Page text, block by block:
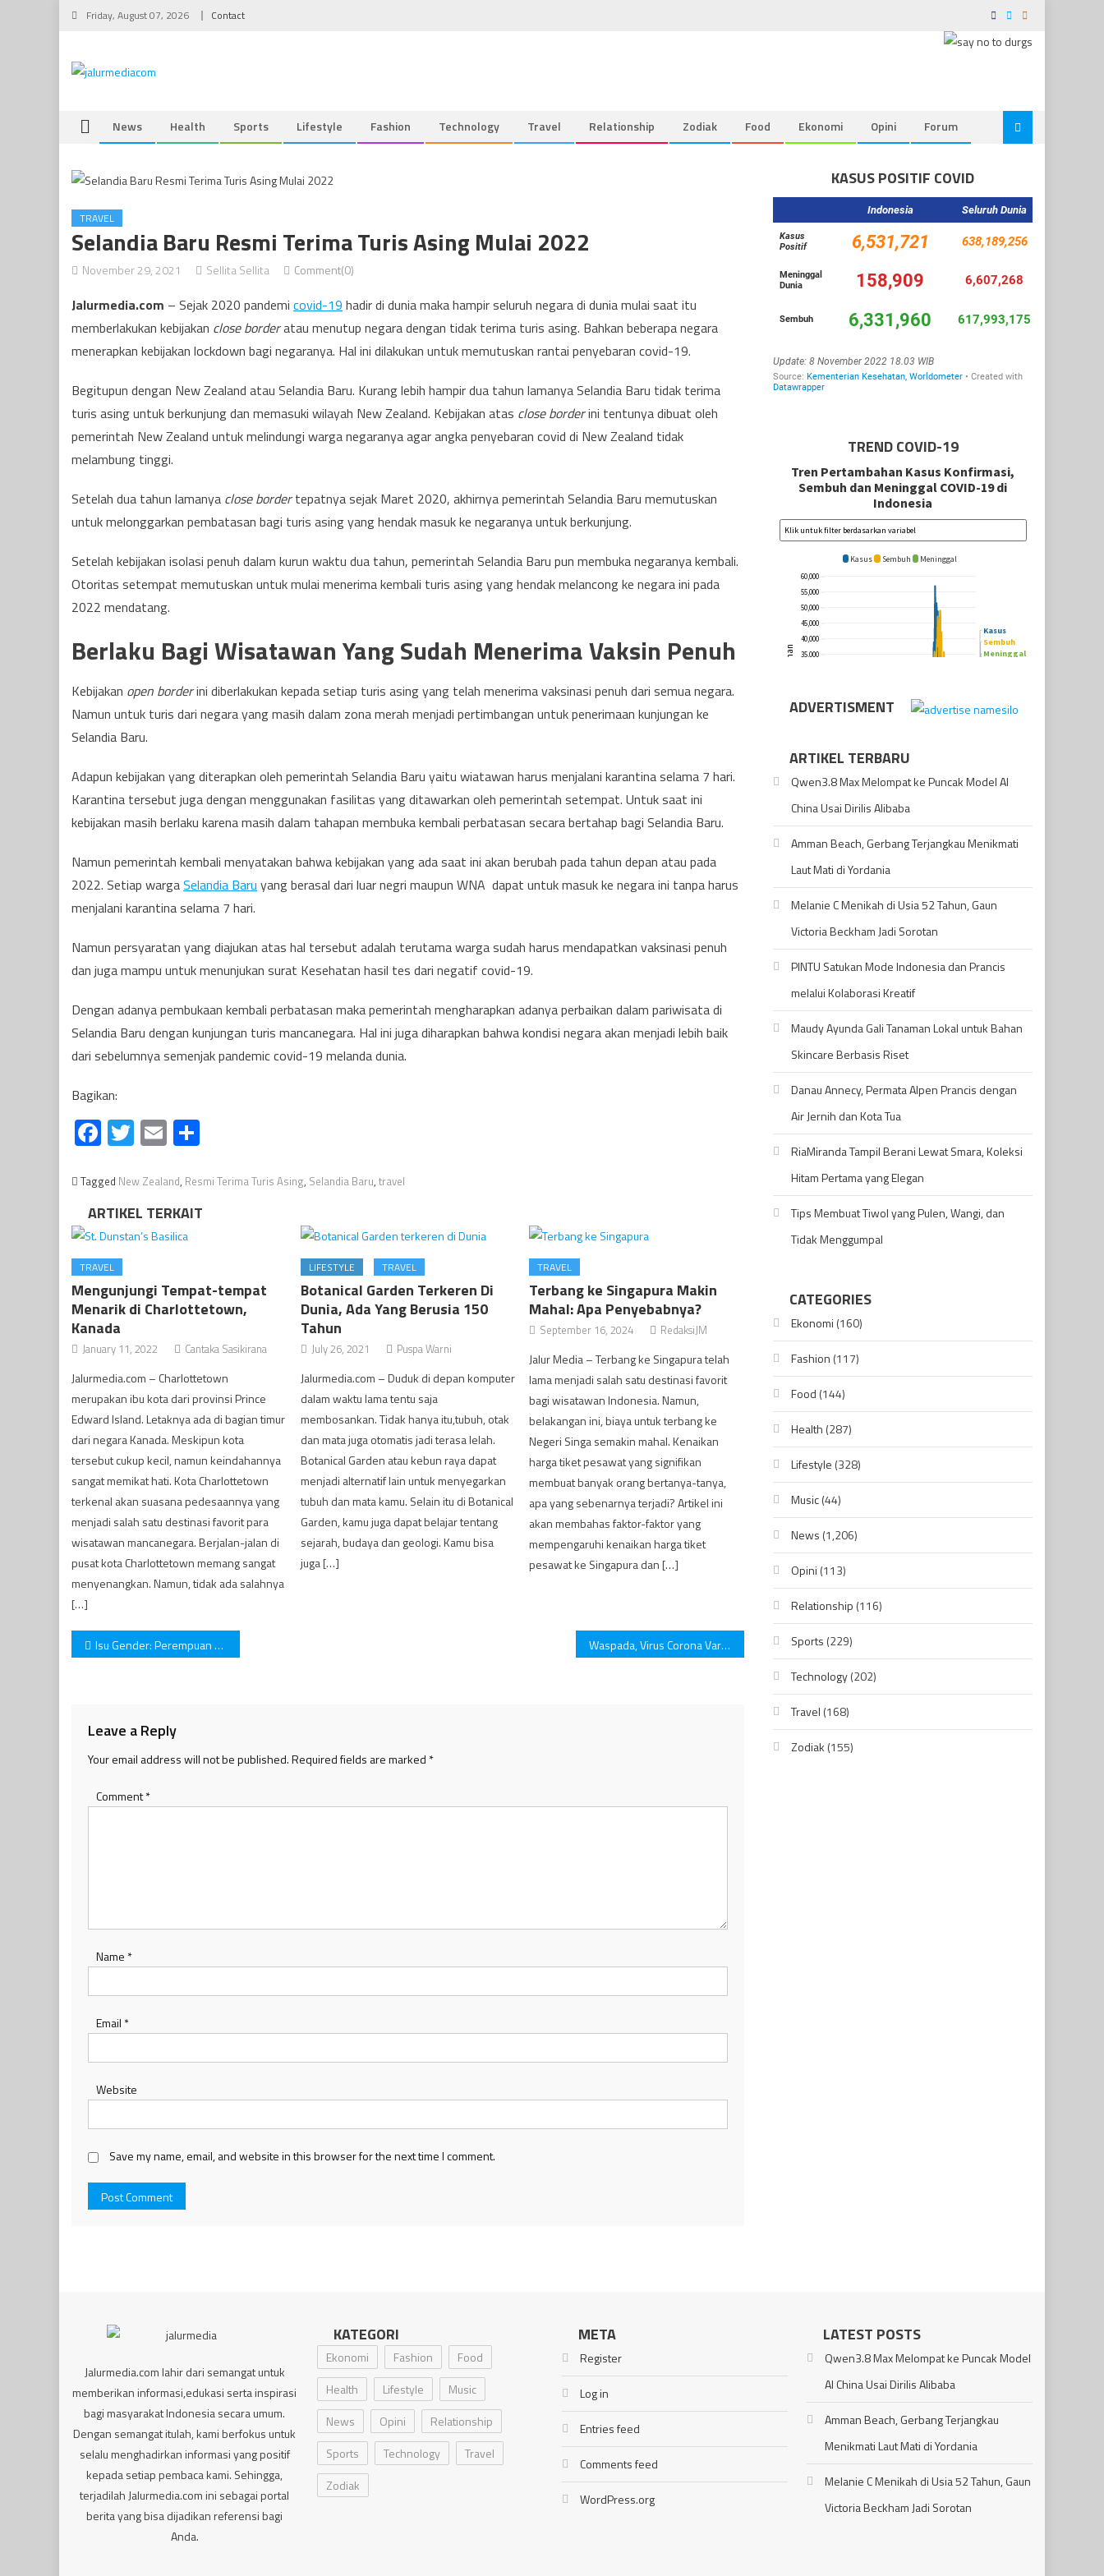
Skip
Friday, August 07, 2026 Contact
News Health Sports Lifestyle Fashion Technology Travel Relationship Zodiak Food Ekonomi Opini Forum
TRAVEL
Selandia Baru Resmi Terima Turis Asing Mulai 2022
November 29, 2021 Sellita Sellita Comment(0)
Jalurmedia.com – Sejak 2020 pandemi covid-19 hadir di dunia maka hampir seluruh negara di dunia mulai saat itu
memberlakukan kebijakan close borderatau menutup negara dengan tidak terima turis asing. Bahkan beberapa negara
menerapkan kebijakan lockdown bagi negaranya. Hal ini dilakukan untuk memutuskan rantai penyebaran covid-19.
Begitupun dengan New Zealand atau Selandia Baru. Kurang lebih hampir dua tahun lamanya Selandia Baru tidak terima
turis asing untuk berkunjung dan memasuki wilayah New Zealand. Kebijakan atas close borderini tentunya dibuat oleh
pemerintah New Zealand untuk melindungi warga negaranya agar angka penyebaran covid di New Zealand tidak
melambung tinggi.
Setelah dua tahun lamanya close bordertepatnya sejak Maret 2020, akhirnya pemerintah Selandia Baru memutuskan
untuk melonggarkan pembatasan bagi turis asing yang hendak masuk ke negaranya untuk berkunjung.
Setelah kebijakan isolasi penuh dalam kurun waktu dua tahun, pemerintah Selandia Baru pun membuka negaranya kembali.
Otoritas setempat memutuskan untuk mulai menerima kembali turis asing yang hendak melancong ke negara ini pada
2022 mendatang.
Berlaku Bagi Wisatawan Yang Sudah Menerima Vaksin Penuh
Kebijakan open borderini diberlakukan kepada setiap turis asing yang telah menerima vaksinasi penuh dari semua negara.
Namun untuk turis dari negara yang masih dalam zona merah menjadi pertimbangan untuk penerimaan kunjungan ke
Selandia Baru.
Adapun kebijakan yang diterapkan oleh pemerintah Selandia Baru yaitu wiatawan harus menjalani karantina selama 7 hari.
Karantina tersebut juga dengan menggunakan fasilitas yang ditawarkan oleh pemerintah setempat. Untuk saat ini
kebijakan masih berlaku karena masih dalam tahapan membuka kembali perbatasan secara bertahap bagi Selandia Baru.
Namun pemerintah kembali menyatakan bahwa kebijakan yang ada saat ini akan berubah pada tahun depan atau pada
2022. Setiap wargaSelandia Baru yang berasal dari luar negri maupun WNA dapat untuk masuk ke negara ini tanpa harus
menjalani karantina selama 7 hari.
Namun persyaratan yang diajukan atas hal tersebut adalah terutama warga sudah harus mendapatkan vaksinasi penuh
dan juga mampu untuk menunjukan surat Kesehatan hasil tes dari negatif covid-19.
Dengan adanya pembukaan kembali perbatasan maka pemerintah mengharapkan adanya perbaikan dalam pariwisata di
Selandia Baru dengan kunjungan turis mancanegara. Hal ini juga diharapkan bahwa kondisi negara akan menjadi lebih baik
dari sebelumnya semenjak pandemic covid-19 melanda dunia.
Bagikan:
Facebook
Twitter
Email
Tagged New Zealand, Resmi Terima Turis Asing, Selandia Baru, travel
ARTIKEL TERKAIT
TRAVEL
Mengunjungi Tempat-tempat
Menarik di Charlottetown,
Kanada
January 11, 2022 Cantaka Sasikirana
Jalurmedia.com – Charlottetown
merupakan ibu kota dari provinsi Prince
Edward Island. Letaknya ada di bagian timur
dari negara Kanada. Meskipun kota
tersebut cukup kecil, namun keindahannya
sangat memikat hati. Kota Charlottetown
terkenal akan suasana pedesaannya yang
menjadi salah satu destinasi favorit para
wisatawan mancanegara. Berjalan-jalan di
pusat kota Charlottetown memang sangat
menyenangkan. Namun, tidak ada salahnya
[…]
LIFESTYLE TRAVEL
Botanical Garden Terkeren Di
Dunia, Ada Yang Berusia 150
Tahun
July 26, 2021 Puspa Warni
Jalurmedia.com – Duduk di depan komputer
dalam waktu lama tentu saja
membosankan. Tidak hanya itu,tubuh, otak
dan mata juga otomatis jadi terasa lelah.
Botanical Garden atau kebun raya dapat
menjadi alternatif lain untuk menyegarkan
tubuh dan mata kamu. Selain itu di Botanical
Garden, kamu juga dapat belajar tentang
sejarah, budaya dan geologi. Kamu bisa
juga […]
TRAVEL
Terbang ke Singapura Makin
Mahal: Apa Penyebabnya?
September 16, 2024 RedaksiJM
Jalur Media – Terbang ke Singapura telah
lama menjadi salah satu destinasi favorit
bagi wisatawan Indonesia. Namun,
belakangan ini, biaya untuk terbang ke
Negeri Singa semakin mahal. Kenaikan
harga tiket pesawat yang signifikan
membuat banyak orang bertanya-tanya,
apa yang sebenarnya terjadi? Artikel ini
akan membahas faktor-faktor yang
mempengaruhi kenaikan harga tiket
pesawat ke Singapura dan […]
Post
Isu Gender: Perempuan Sebagai Kaum Tertindas Waspada, Virus Corona Varian Omicron Mulai Menyebar
Leave a Reply
Your email address will not be published.Required fields are marked *
Comment*
Name *
Email *
Website
Save my name, email, and website in this browser for the next time I comment.
KASUS POSITIF COVID
TREND COVID-19
ADVERTISMENT
ARTIKEL TERBARU
Qwen3.8 Max Melompat ke Puncak Model AI
China Usai Dirilis Alibaba
Amman Beach, Gerbang Terjangkau Menikmati
Laut Mati di Yordania
Melanie C Menikah di Usia 52 Tahun, Gaun
Victoria Beckham Jadi Sorotan
PINTU Satukan Mode Indonesia dan Prancis
melalui Kolaborasi Kreatif
Maudy Ayunda Gali Tanaman Lokal untuk Bahan
Skincare Berbasis Riset
Danau Annecy, Permata Alpen Prancis dengan
Air Jernih dan Kota Tua
RiaMiranda Tampil Berani Lewat Smara, Koleksi
Hitam Pertama yang Elegan
Tips Membuat Tiwol yang Pulen, Wangi, dan
Tidak Menggumpal
CATEGORIES
Ekonomi (160)
Fashion (117)
Food (144)
Health (287)
Lifestyle (328)
Music(44)
News (1,206)
Opini (113)
Relationship (116)
Sports (229)
Technology(202)
Travel (168)
Zodiak (155)
Jalurmedia.com lahir dari semangat untuk
memberikan informasi,edukasi serta inspirasi
bagi masyarakat Indonesia secara umum.
Dengan semangat itulah, kami berfokus untuk
selalu menghadirkan informasi yang positif
kepada setiap pembaca kami. Sehingga,
terjadilah Jalurmedia.com ini sebagai portal
berita yang bisa dijadikan referensi bagi
Anda.
KATEGORI
Ekonomi Fashion
Food
Health
Lifestyle
Music
News
Opini
Relationship
Sports
Technology
Travel
Zodiak
META
Register
Log in
Entries feed
Comments feed
WordPress.org
LATEST POSTS
Qwen3.8 Max Melompat ke Puncak Model
AI China Usai Dirilis Alibaba
Amman Beach, Gerbang Terjangkau
Menikmati Laut Mati di Yordania
Melanie C Menikah di Usia 52 Tahun, Gaun
Victoria Beckham Jadi Sorotan